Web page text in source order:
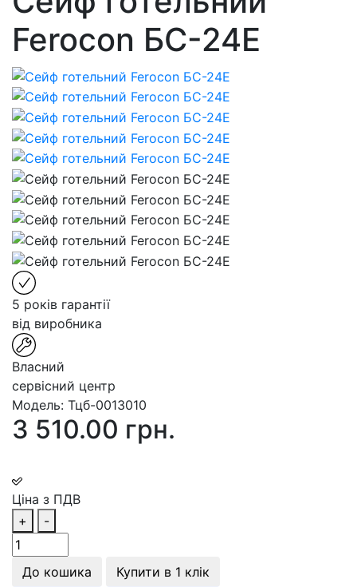
Ferocon БС-24E
5 років гарантії
від виробника
Власний
сервісний центр
Модель: Тцб-0013010
3 510.00 грн.
Ціна з ПДВ
+
-
До кошика
Купити в 1 клік